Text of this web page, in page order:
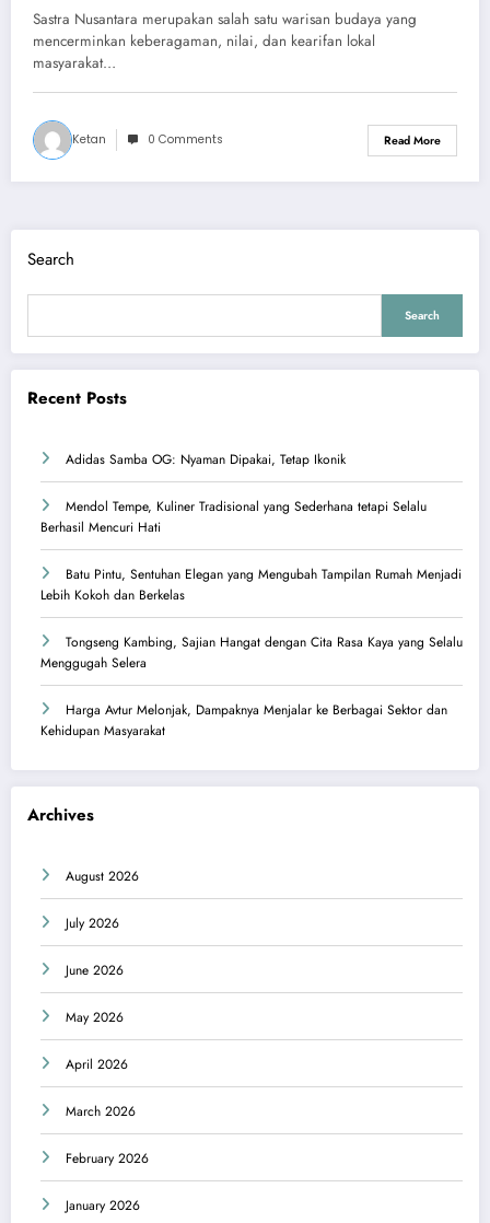
Sastra Nusantara merupakan salah satu warisan budaya yang
mencerminkan keberagaman, nilai, dan kearifan lokal
masyarakat…
Ketan 0 Comments Read More
Search
Search
Recent Posts
Adidas Samba OG: Nyaman Dipakai, Tetap Ikonik
Mendol Tempe, Kuliner Tradisional yang Sederhana tetapi Selalu
Berhasil Mencuri Hati
Batu Pintu, Sentuhan Elegan yang Mengubah Tampilan Rumah Menjadi
Lebih Kokoh dan Berkelas
Tongseng Kambing, Sajian Hangat dengan Cita Rasa Kaya yang Selalu
Menggugah Selera
Harga Avtur Melonjak, Dampaknya Menjalar ke Berbagai Sektor dan
Kehidupan Masyarakat
Archives
August 2026
July 2026
June 2026
May 2026
April 2026
March 2026
February 2026
January 2026